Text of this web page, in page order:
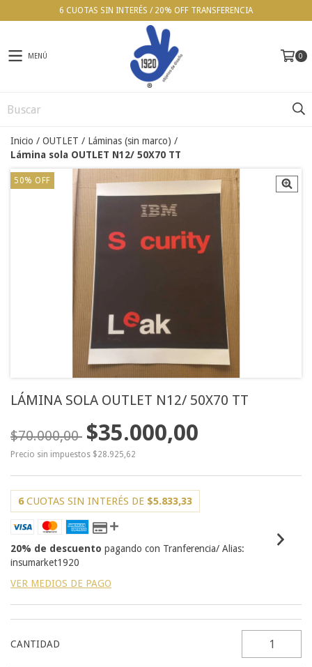
6 CUOTAS SIN INTERÉS / 20% OFF TRANSFERENCIA
MENÚ 0
Inicio / OUTLET / Láminas (sin marco) /
Lámina sola OUTLET N12/ 50X70 TT
50% OFF
LÁMINA SOLA OUTLET N12/ 50X70 TT
$70.000,00 $35.000,00
Precio sin impuestos $28.925,62
6 CUOTAS SIN INTERÉS DE $5.833,33
20% de descuento pagando con Tranferencia/ Alias:
insumarket1920
VER MEDIOS DE PAGO
CANTIDAD